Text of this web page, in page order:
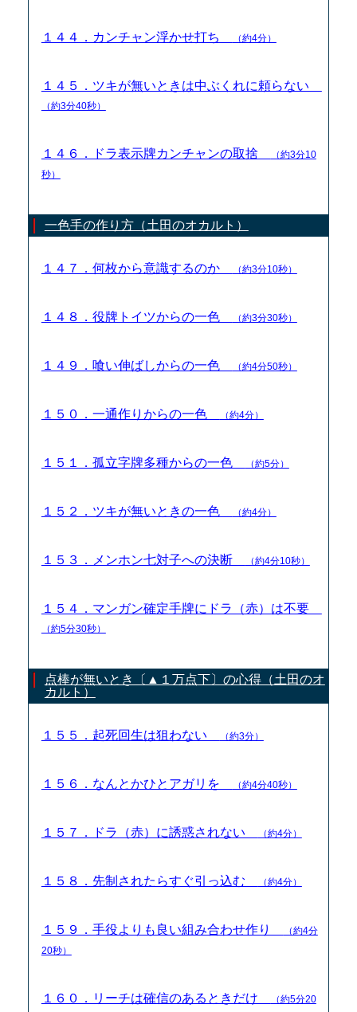
１４４．カンチャン浮かせ打ち （約4分）
１４５．ツキが無いときは中ぶくれに頼らない
（約3分40秒）
１４６．ドラ表示牌カンチャンの取捨
（約3分10
秒）
一色手の作り方（土田のオカルト）
１４７．何枚から意識するのか （約3分10秒）
１４８．役牌トイツからの一色 （約3分30秒）
１４９．喰い伸ばしからの一色 （約4分50秒）
１５０．一通作りからの一色 （約4分）
１５１．孤立字牌多種からの一色 （約5分）
１５２．ツキが無いときの一色 （約4分）
１５３．メンホン七対子への決断 （約4分10秒）
１５４．マンガン確定手牌にドラ（赤）は不要
（約5分30秒）
点棒が無いとき〔▲１万点下〕の心得（土田のオ
カルト）
１５５．起死回生は狙わない （約3分）
１５６．なんとかひとアガリを （約4分40秒）
１５７．ドラ（赤）に誘惑されない （約4分）
１５８．先制されたらすぐ引っ込む （約4分）
１５９．手役よりも良い組み合わせ作り
（約4分
20秒）
１６０．リーチは確信のあるときだけ
（約5分20